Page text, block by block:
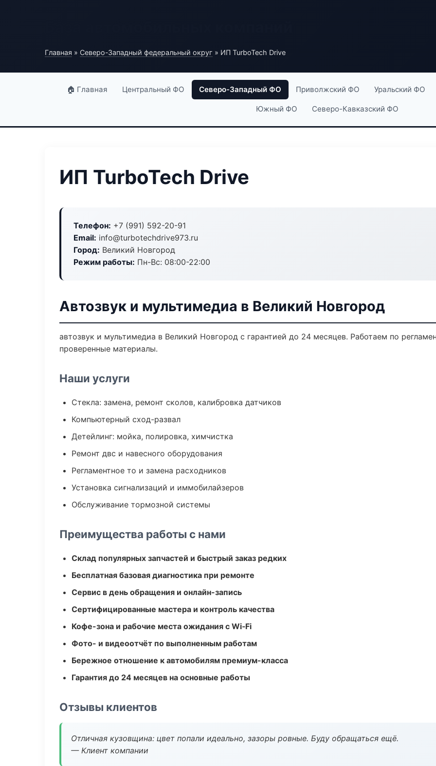
Главная » Северо-Западный федеральный округ » ИП TurboTech Drive
🏠 Главная Центральный ФО Северо-Западный ФО Приволжский ФО Уральский ФО
Южный ФО Северо-Кавказский ФО
ИП TurboTech Drive
Телефон: +7 (991) 592-20-91
Email: info@turbotechdrive973.ru
Город: Великий Новгород
Режим работы: Пн-Вс: 08:00-22:00
Автозвук и мультимедиа в Великий Новгород
автозвук и мультимедиа в Великий Новгород с гарантией до 24 месяцев. Работаем по
проверенные материалы.
Наши услуги
Стекла: замена, ремонт сколов, калибровка датчиков
Компьютерный сход-развал
Детейлинг: мойка, полировка, химчистка
Ремонт двс и навесного оборудования
Регламентное то и замена расходников
Установка сигнализаций и иммобилайзеров
Обслуживание тормозной системы
Преимущества работы с нами
Склад популярных запчастей и быстрый заказ редких
Бесплатная базовая диагностика при ремонте
Сервис в день обращения и онлайн-запись
Сертифицированные мастера и контроль качества
Кофе-зона и рабочие места ожидания с Wi‑Fi
Фото- и видеоотчёт по выполненным работам
Бережное отношение к автомобилям премиум-класса
Гарантия до 24 месяцев на основные работы
Отзывы клиентов
Отличная кузовщина: цвет попали идеально, зазоры ровные. Буду обращаться ещё.
— Клиент компании